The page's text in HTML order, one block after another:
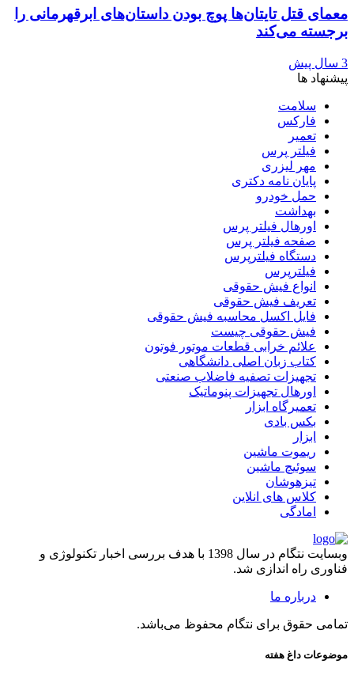
معمای قتل تایتان‌ها پوچ بودن داستان‌های ابرقهرمانی را
برجسته می‌کند
3 سال پیش
پیشنهاد ها
سلامت
فارکس
تعمیر
فیلتر پرس
مهر لیزری
پایان نامه دکتری
حمل خودرو
بهداشت
اورهال فیلتر پرس
صفحه فیلتر پرس
دستگاه فیلترپرس
فیلترپرس
انواع فیش حقوقی
تعریف فیش حقوقی
فایل اکسل محاسبه فیش حقوقی
فیش حقوقی چیست
علائم خرابی قطعات موتور فوتون
کتاب زبان اصلی دانشگاهی
تجهیزات تصفیه فاضلاب صنعتی
اورهال تجهیزات پنوماتیک
تعمیرگاه ابزار
بکس بادی
ابزار
ریموت ماشین
سوئیچ ماشین
تیزهوشان
کلاس های انلاین
امادگی
وبسایت نتگام در سال 1398 با هدف بررسی اخبار تکنولوژی و
فناوری راه اندازی شد.
درباره ما
تمامی حقوق برای نتگام محفوظ می‌باشد.
موضوعات داغ هفته